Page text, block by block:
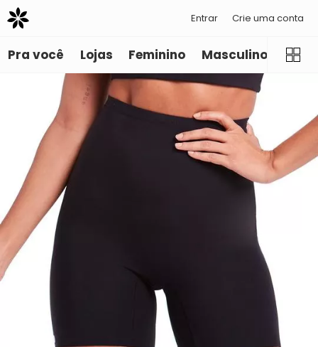
Entrar Crie uma conta
Pra você Lojas Feminino Masculino